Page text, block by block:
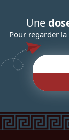
Une
Pour regarder la